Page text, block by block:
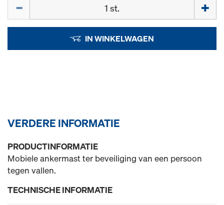
IN WINKELWAGEN
VERDERE INFORMATIE
PRODUCTINFORMATIE
Mobiele ankermast ter beveiliging van een persoon
tegen vallen.
TECHNISCHE INFORMATIE